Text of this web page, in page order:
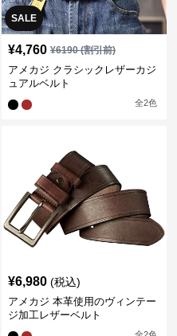
SALE
¥4,760 ¥6190(割引前)
アメカジ クラシックレザーカジ
ュアルベルト
全2色
¥6,980 (税込)
アメカジ 本革使用のヴィンテー
ジ加工レザーベルト